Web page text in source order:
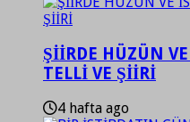
ŞİİRDE HÜZÜN
TELLİ VE ŞİİRİ
4 hafta ago